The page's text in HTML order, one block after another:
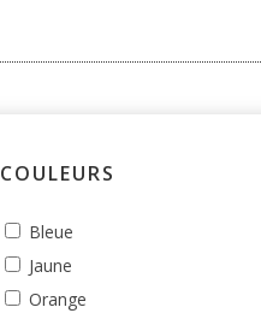
COULEURS
Bleue
Jaune
Orange